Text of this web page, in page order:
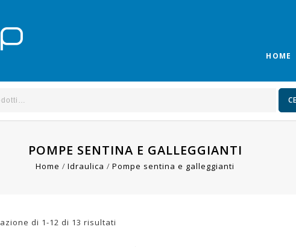
HOME
POMPE SENTINA E GALLEGGIANTI
Home / Idraulica / Pompe sentina e galleggianti
di 1-12 di 13 risultati